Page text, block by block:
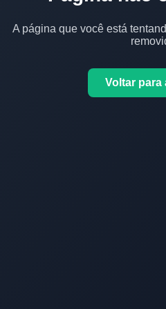
A página que você está
Voltar para